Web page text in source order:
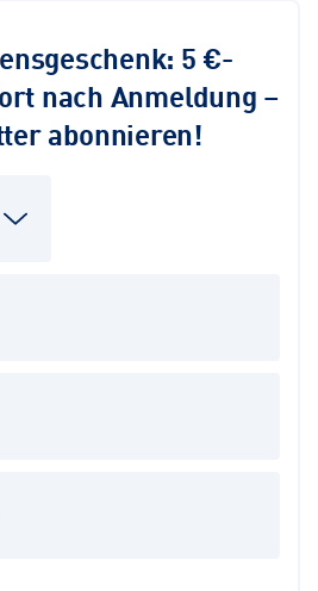
5 €-
nach Anmeldung –
abonnieren!